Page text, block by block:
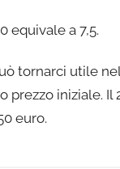
equivale a 7,5.
tornarci utile
prezzo iniziale. Il
euro.